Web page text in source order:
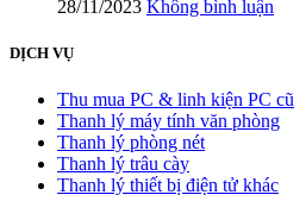
28/11/2023 Không bình luận
DỊCH VỤ
Thu mua PC & linh kiện PC cũ
Thanh lý máy tính văn phòng
Thanh lý phòng nét
Thanh lý trâu cày
Thanh lý thiết bị điện tử khác